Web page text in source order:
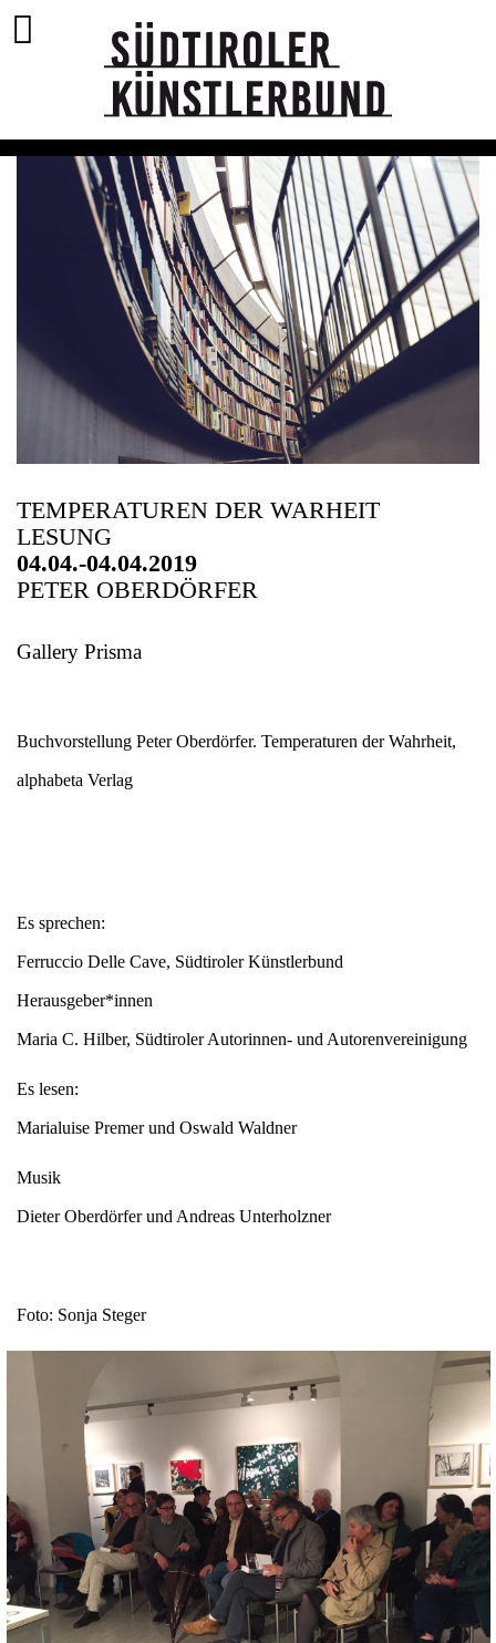
TEMPERATUREN DER WARHEIT
LESUNG
04.04.-04.04.2019
PETER OBERDÖRFER
Gallery Prisma
Buchvorstellung Peter Oberdörfer. Temperaturen der Wahrheit,
alphabeta Verlag
Es sprechen:
Ferruccio Delle Cave, Südtiroler Künstlerbund
Herausgeber*innen
Maria C. Hilber, Südtiroler Autorinnen- und Autorenvereinigung
Es lesen:
Marialuise Premer und Oswald Waldner
Musik
Dieter Oberdörfer und Andreas Unterholzner
Foto: Sonja Steger